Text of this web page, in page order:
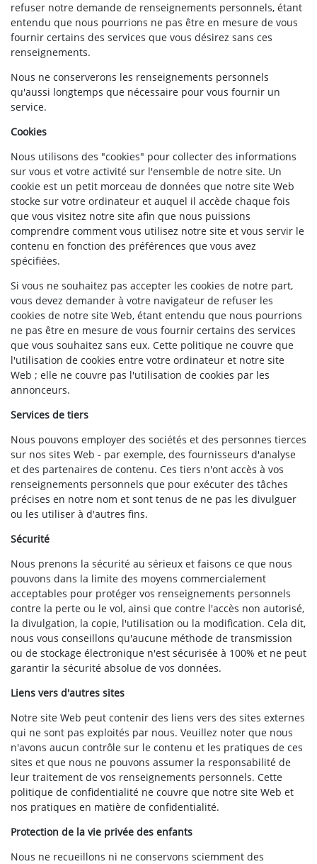
refuser notre demande de renseignements personnels, étant
entendu que nous pourrions ne pas être en mesure de vous
fournir certains des services que vous désirez sans ces
renseignements.
Nous ne conserverons les renseignements personnels
qu'aussi longtemps que nécessaire pour vous fournir un
service.
Cookies
Nous utilisons des "cookies" pour collecter des informations
sur vous et votre activité sur l'ensemble de notre site. Un
cookie est un petit morceau de données que notre site Web
stocke sur votre ordinateur et auquel il accède chaque fois
que vous visitez notre site afin que nous puissions
comprendre comment vous utilisez notre site et vous servir le
contenu en fonction des préférences que vous avez
spécifiées.
Si vous ne souhaitez pas accepter les cookies de notre part,
vous devez demander à votre navigateur de refuser les
cookies de notre site Web, étant entendu que nous pourrions
ne pas être en mesure de vous fournir certains des services
que vous souhaitez sans eux. Cette politique ne couvre que
l'utilisation de cookies entre votre ordinateur et notre site
Web ; elle ne couvre pas l'utilisation de cookies par les
annonceurs.
Services de tiers
Nous pouvons employer des sociétés et des personnes tierces
sur nos sites Web - par exemple, des fournisseurs d'analyse
et des partenaires de contenu. Ces tiers n'ont accès à vos
renseignements personnels que pour exécuter des tâches
précises en notre nom et sont tenus de ne pas les divulguer
ou les utiliser à d'autres fins.
Sécurité
Nous prenons la sécurité au sérieux et faisons ce que nous
pouvons dans la limite des moyens commercialement
acceptables pour protéger vos renseignements personnels
contre la perte ou le vol, ainsi que contre l'accès non autorisé,
la divulgation, la copie, l'utilisation ou la modification. Cela dit,
nous vous conseillons qu'aucune méthode de transmission
ou de stockage électronique n'est sécurisée à 100% et ne peut
garantir la sécurité absolue de vos données.
Liens vers d'autres sites
Notre site Web peut contenir des liens vers des sites externes
qui ne sont pas exploités par nous. Veuillez noter que nous
n'avons aucun contrôle sur le contenu et les pratiques de ces
sites et que nous ne pouvons assumer la responsabilité de
leur traitement de vos renseignements personnels. Cette
politique de confidentialité ne couvre que notre site Web et
nos pratiques en matière de confidentialité.
Protection de la vie privée des enfants
Nous ne recueillons ni ne conservons sciemment des